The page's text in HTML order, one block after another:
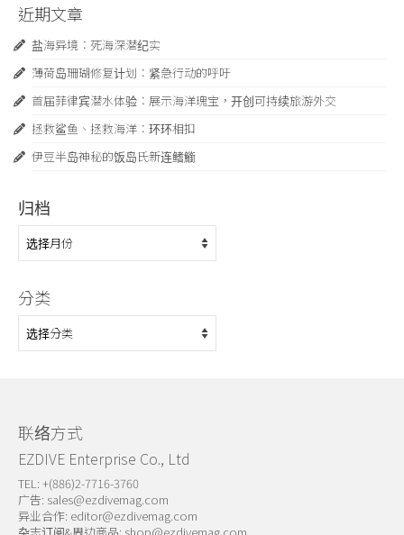
近期文章
盐海异境：死海深潜纪实
薄荷岛珊瑚修复计划：紧急行动的呼吁
首届菲律宾潜水体验：展示海洋瑰宝，开创可持续旅游外交
拯救鲨鱼、拯救海洋：环环相扣
伊豆半岛神秘的饭岛氏新连鳍䲗
归档
归
档
分类
分
类
联络方式
EZDIVE Enterprise Co., Ltd
TEL: +(886)2-7716-3760
广告: sales@ezdivemag.com
异业合作: editor@ezdivemag.com